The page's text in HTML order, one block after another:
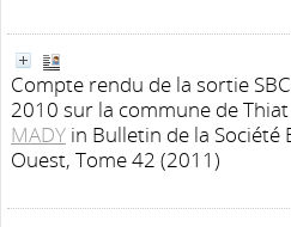
Compte rendu de la sortie
2010 sur la commune de
MADY in Bulletin de la
Ouest, Tome 42 (2011)